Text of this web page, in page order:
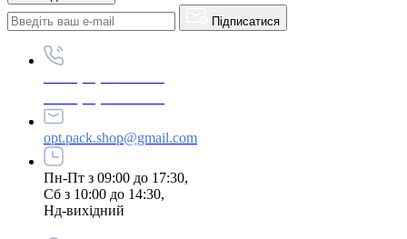
Підписатися
opt.pack.shop@gmail.com
Пн-Пт з 09:00 до 17:30,
Сб з 10:00 до 14:30,
Нд-вихідний